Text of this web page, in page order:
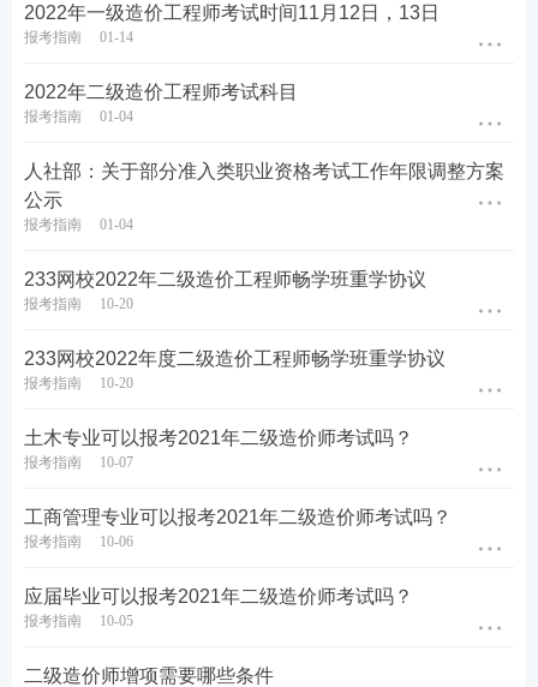
2022年一级造价工程师考试时间11月12日，13日
报考指南 01-14
2022年二级造价工程师考试科目
报考指南 01-04
人社部：关于部分准入类职业资格考试工作年限调整方案
公示
报考指南 01-04
233网校2022年二级造价工程师畅学班重学协议
报考指南 10-20
233网校2022年度二级造价工程师畅学班重学协议
报考指南 10-20
土木专业可以报考2021年二级造价师考试吗？
报考指南 10-07
工商管理专业可以报考2021年二级造价师考试吗？
报考指南 10-06
应届毕业可以报考2021年二级造价师考试吗？
报考指南 10-05
二级造价师增项需要哪些条件